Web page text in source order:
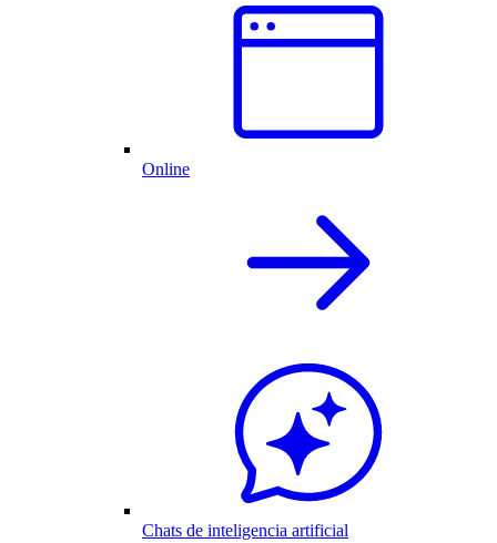
Online
Chats de inteligencia artificial